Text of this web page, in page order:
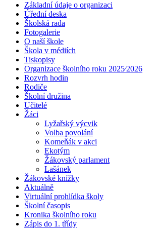
Základní údaje o organizaci
Úřední deska
Školská rada
Fotogalerie
O naší škole
Škola v médiích
Tiskopisy
Organizace školního roku 2025⁄2026
Rozvrh hodin
Rodiče
Školní družina
Učitelé
Žáci
Lyžařský výcvik
Volba povolání
Komeňák v akci
Ekotým
Žákovský parlament
Lašánek
Žákovské knížky
Aktuálně
Virtuální prohlídka školy
Školní časopis
Kronika školního roku
Zápis do 1. třídy